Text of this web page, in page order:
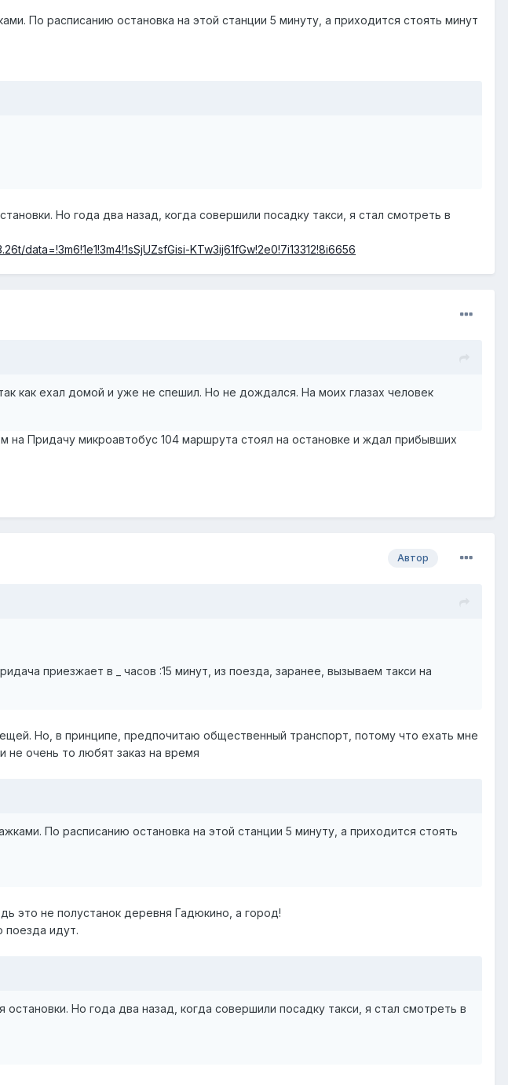
По расписанию остановка на этой станции 5 минуту, а приходится стоять минут
Но года два назад, когда совершили посадку такси, я стал смотреть в
data=!3m6!1e1!3m4!1sSjUZsfGisi-KTw3ij61fGw!2e0!7i13312!8i6656
как ехал домой и уже не спешил. Но не дождался. На моих глазах человек
Придачу микроавтобус 104 маршрута стоял на остановке и ждал прибывших
Автор
приезжает в _ часов :15 минут, из поезда, заранее, вызываем такси на
Но, в принципе, предпочитаю общественный транспорт, потому что ехать мне
не очень то любят заказ на время
По расписанию остановка на этой станции 5 минуту, а приходится стоять
это не полустанок деревня Гадюкино, а город!
поезда идут.
Но года два назад, когда совершили посадку такси, я стал смотреть в